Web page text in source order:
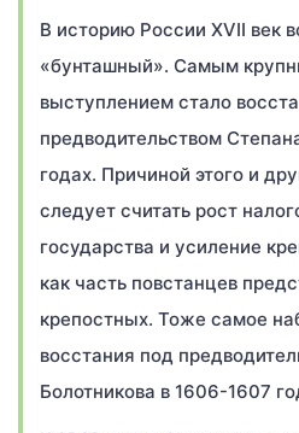
В историю России XVII век
«бунташный». Самым
выступлением стало
предводительством
годах. Причиной этого и
следует считать рост
государства и усиление
как часть повстанцев
крепостных. Тоже самое
восстания под
Болотникова в 1606-1607